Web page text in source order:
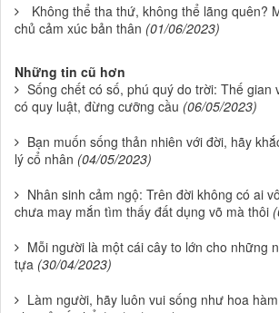
Không thể tha thứ, không thể lãng quên?
chủ cảm xúc bản thân (01/06/2023)
Những tin cũ hơn
Sống chết có số, phú quý do trời: Thế gian
có quy luật, đừng cưỡng cầu (06/05/2023)
Bạn muốn sống thản nhiên với đời, hãy
lý cổ nhân (04/05/2023)
Nhân sinh cảm ngộ: Trên đời không có ai
chưa may mắn tìm thấy đất dụng võ mà thôi
Mỗi người là một cái cây to lớn cho những
tựa (30/04/2023)
Làm người, hãy luôn vui sống như hoa